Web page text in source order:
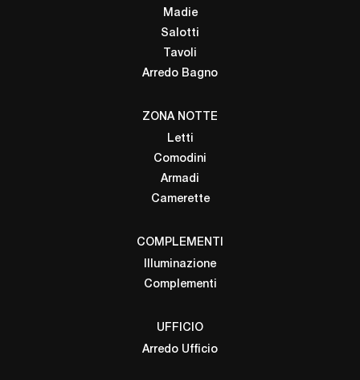
Madie
Salotti
Tavoli
Arredo Bagno
ZONA NOTTE
Letti
Comodini
Armadi
Camerette
COMPLEMENTI
Illuminazione
Complementi
UFFICIO
Arredo Ufficio